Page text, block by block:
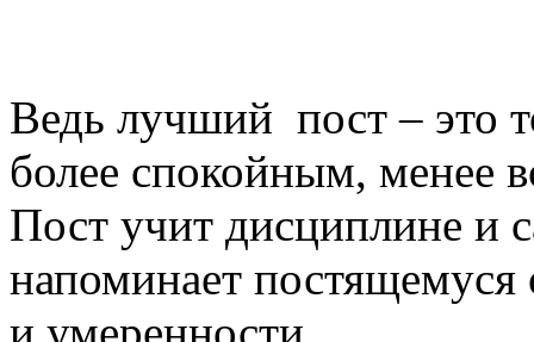
Ведь лучший пост – это
более спокойным, менее
Пост учит дисциплине и
напоминает